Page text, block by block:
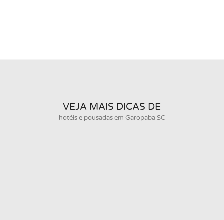
VEJA MAIS DICAS DE
hotéis e pousadas em Garopaba SC